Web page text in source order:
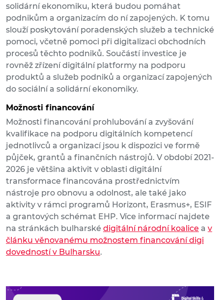
solidární ekonomiku, která budou pomáhat
podnikům a organizacím do ní zapojených. K tomu
slouží poskytování poradenských služeb a technické
pomoci, včetně pomoci při digitalizaci obchodních
procesů těchto podniků. Součástí investice je
rovněž zřízení digitální platformy na podporu
produktů a služeb podniků a organizací zapojených
do sociální a solidární ekonomiky.
Možnosti financování
Možnosti financování prohlubování a zvyšování
kvalifikace na podporu digitálních kompetencí
jednotlivců a organizací jsou k dispozici ve formě
půjček, grantů a finančních nástrojů. V období 2021-
2026 je většina aktivit v oblasti digitální
transformace financována prostřednictvím
nástroje pro obnovu a odolnost, ale také jako
aktivity v rámci programů Horizont, Erasmus+, ESIF
a grantových schémat EHP. Více informací najdete
na stránkách bulharské digitální národní koalice a v
článku věnovanému možnostem financování digi
dovedností v Bulharsku.